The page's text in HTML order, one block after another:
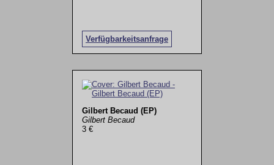
Verfügbarkeitsanfrage
Gilbert Becaud (EP)
Gilbert Becaud
3 €